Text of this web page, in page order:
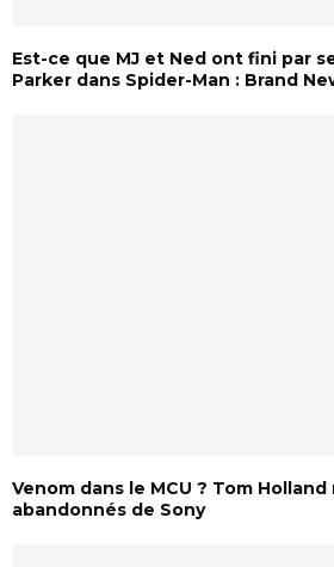
Est-ce que MJ et Ned ont fini par
Parker dans Spider-Man : Brand
Venom dans le MCU ? Tom
abandonnés de Sony